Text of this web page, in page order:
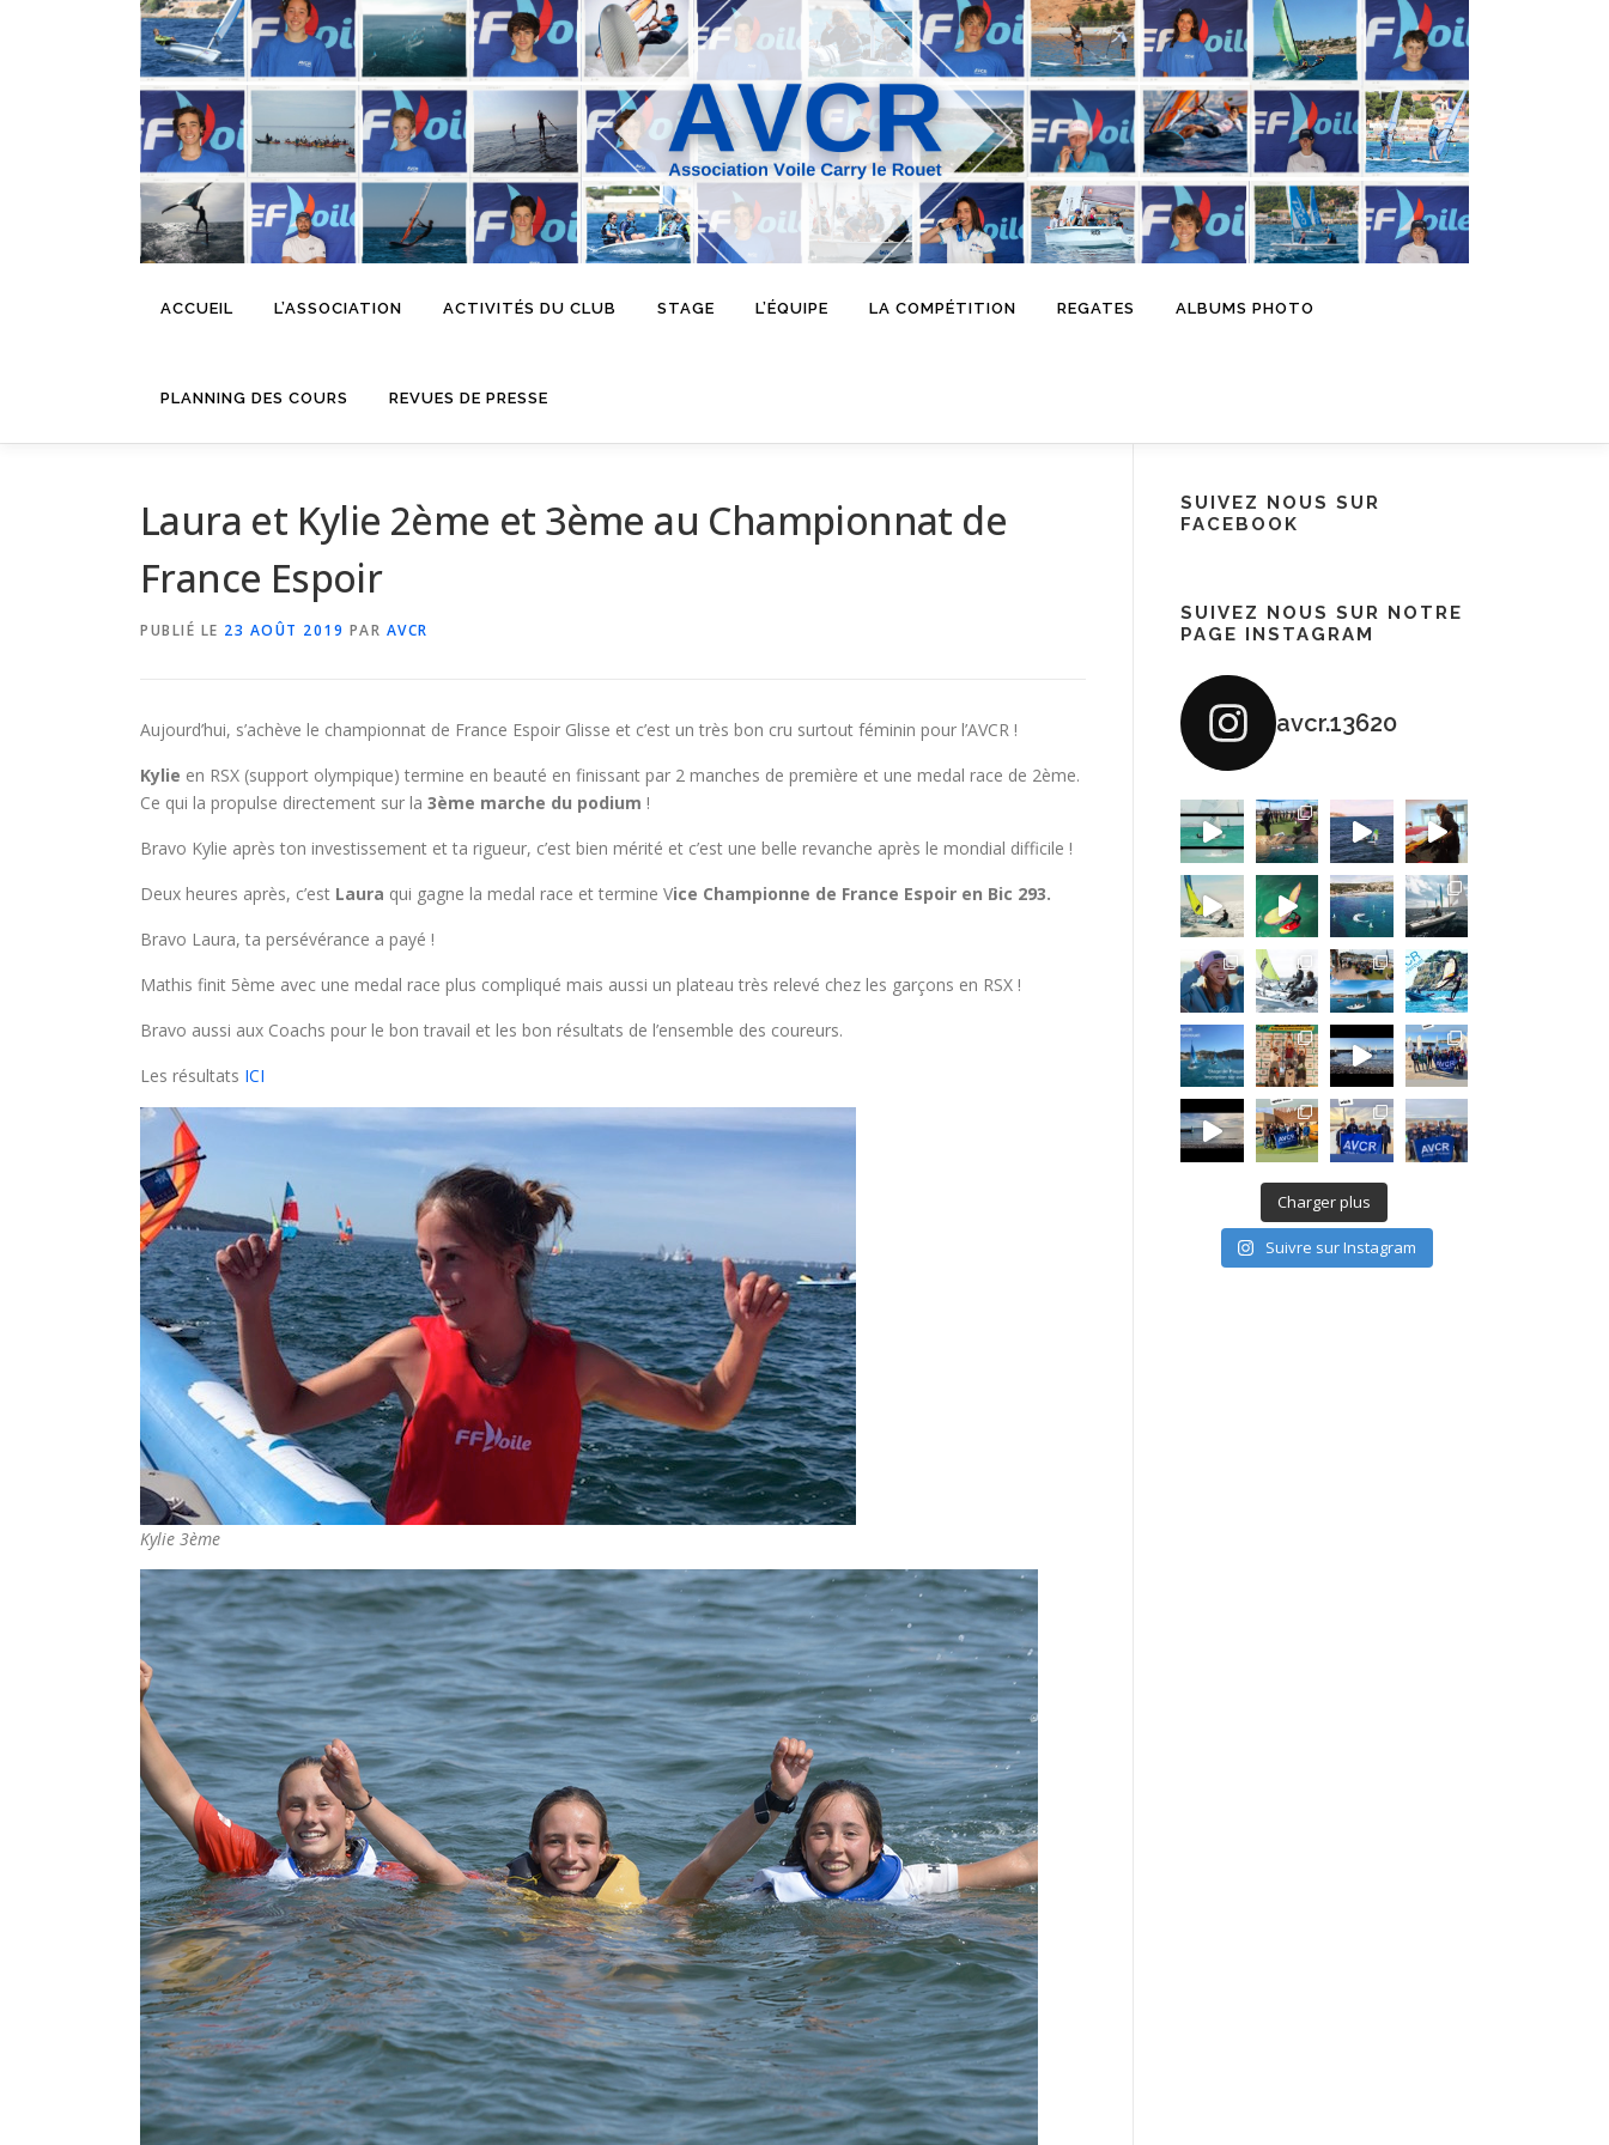
ACCUEIL L’ASSOCIATION ACTIVITÉS DU CLUB STAGE L’ÉQUIPE LA COMPÉTITION REGATES ALBUMS PHOTO
PLANNING DES COURS REVUES DE PRESSE
Laura et Kylie 2ème et 3ème au Championnat de
France Espoir
PUBLIÉ LE 23 AOÛT 2019 PAR AVCR
Aujourd’hui, s’achève le championnat de France Espoir Glisse et c’est un très bon cru surtout féminin pour l’AVCR !
Kylie en RSX (support olympique) termine en beauté en finissant par 2 manches de première et une medal race de 2ème.
Ce qui la propulse directement sur la 3ème marche du podium !
Bravo Kylie après ton investissement et ta rigueur, c’est bien mérité et c’est une belle revanche après le mondial difficile !
Deux heures après, c’est Laura qui gagne la medal race et termine Vice Championne de France Espoir en Bic 293.
Bravo Laura, ta persévérance a payé !
Mathis finit 5ème avec une medal race plus compliqué mais aussi un plateau très relevé chez les garçons en RSX !
Bravo aussi aux Coachs pour le bon travail et les bon résultats de l’ensemble des coureurs.
Les résultats ICI
Kylie 3ème
SUIVEZ NOUS SUR
FACEBOOK
SUIVEZ NOUS SUR NOTRE
PAGE INSTAGRAM
avcr.13620
Charger plus
Suivre sur Instagram